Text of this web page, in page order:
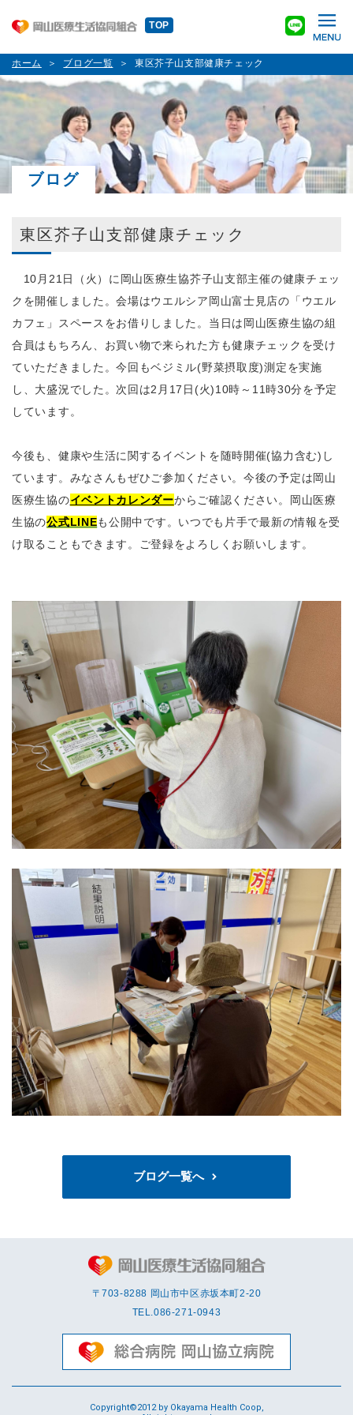
TOP
ホーム ブログ一覧 東区芥子山支部健康チェック
ブログ
東区芥子山支部健康チェック
10月21日（火）に岡山医療生協芥子山支部主催の健康チェッ
クを開催しました。会場はウエルシア岡山富士見店の「ウエル
カフェ」スペースをお借りしました。当日は岡山医療生協の組
合員はもちろん、お買い物で来られた方も健康チェックを受け
ていただきました。今回もベジミル(野菜摂取度)測定を実施
し、大盛況でした。次回は2月17日(火)10時～11時30分を予定
しています。
今後も、健康や生活に関するイベントを随時開催(協力含む)し
ています。みなさんもぜひご参加ください。今後の予定は岡山
医療生協のイベントカレンダーからご確認ください。
岡山医療
生協の公式LINEも公開中です。いつでも片手で最新の情報を受
け取ることもできます。ご登録をよろしくお願いします。
ブログ一覧へ
〒703-8288 岡⼭市中区赤坂本町2-20
TEL.086-271-0943
Copyright©2012 by Okayama Health Coop,